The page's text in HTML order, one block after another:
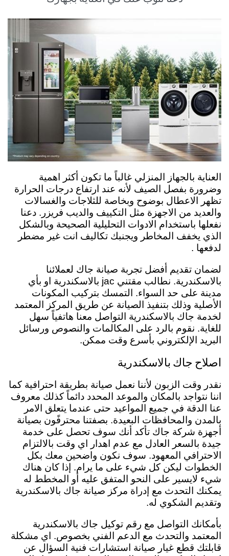
العناية بالجهاز المنزلي غالباً ما تكون أكثر اهمية
وضرورة بفصل الصيف لأنه عند ارتفاع درجات الحرارة
تظهر الاعطال بوضوح وبخاصة للثلاجات والغسالات
والعديد من الاجهزة مثل التكييف والديب فريزر. دعنا
نفعلها باستخدام الادوات التحليلية الصحيحة وبالشكل
الذي يخفف المخاطر ويجنبك تكاليف انت غير مضطر
لدفعها .
لضمان تقديم أفضل تجربة صيانة جاك لعملائنا
بالاسكندرية. نطالب مقتني jac بالاسكندرية او بأي
مدينة على حد السواء. التمسك بتركيب المكونات
الأصلية وذلك بتنفيذ الصيانة عن طريق المركز المعتمد
لخدمة جاك بالاسكندرية التواصل معنا هاتفياً سهل
للغاية. نقوم بالرد على المكالمات والنصوص ورسائل
البريد الإلكتروني بأسرع وقت ممكن.
اصلاح جاك بالاسكندرية
نقدر وقت الزبون لأننا نعمل صيانة بطريقة احترافية كما
اننا نتواجد بالمكان والموعد المحدد دائماً كذلك معروف
عنا الدقة في جميع المواعيد حتى عندما يتعلق الامر
بالمدن والمحافظات البعيدة. بصفتنا محترفًون بصيانة
أجهزة شركة جاك تأكد أنك سوف تحصل على خدمة
جيدة بالسعر العادل مع عدم اهدار اي وقت بالالتزام
الاحترافي المعهود. سوف نكون واضحين معك بكل
الخطوات ليكن كل شيء على ما يرام. إذا كان هناك
شيء لايسير على النحو المتفق عليه أو المخطط له
يمكنك التحدث مع إدراة مركز صيانة جاك بالاسكندرية
وتقديم الشكوي له.
بأمكانك التواصل مع رقم توكيل جاك بالاسكندرية
المعتمد والتحدث مع الدعم الفني بخصوص. اي مشكلة
قابلتك قطع غيار صيانة استشارات فنية السؤال عن